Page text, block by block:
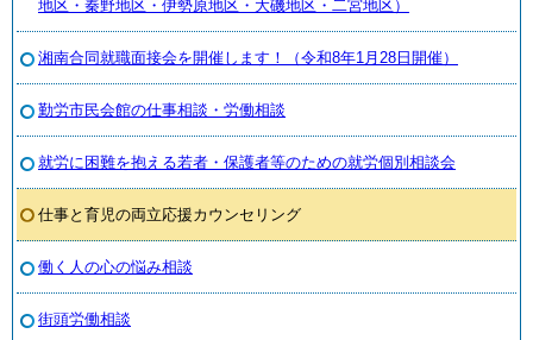
地区・秦野地区・伊勢原地区・大磯地区・二宮地区）
湘南合同就職面接会を開催します！（令和8年1月28日開催）
勤労市民会館の仕事相談・労働相談
就労に困難を抱える若者・保護者等のための就労個別相談会
仕事と育児の両立応援カウンセリング
働く人の心の悩み相談
街頭労働相談